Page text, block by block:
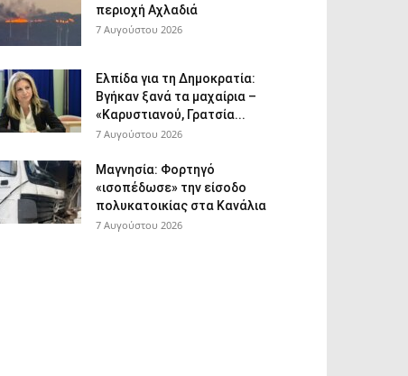
περιοχή Αχλαδιά
7 Αυγούστου 2026
Ελπίδα για τη Δημοκρατία:
Βγήκαν ξανά τα μαχαίρια –
«Καρυστιανού, Γρατσία...
7 Αυγούστου 2026
Μαγνησία: Φορτηγό
«ισοπέδωσε» την είσοδο
πολυκατοικίας στα Κανάλια
7 Αυγούστου 2026